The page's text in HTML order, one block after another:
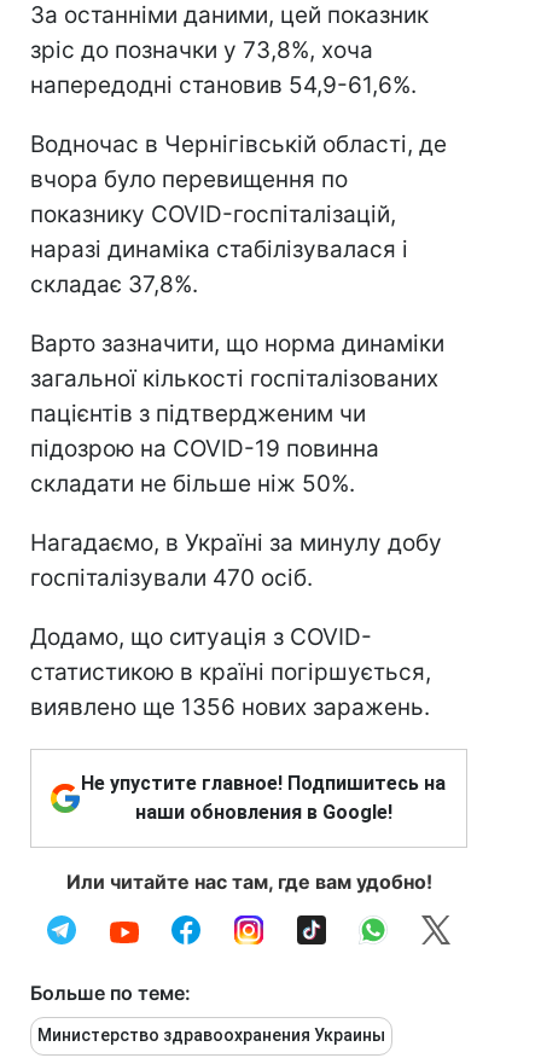
За останніми даними, цей показник
зріс до позначки у 73,8%, хоча
напередодні становив 54,9-61,6%.
Водночас в Чернігівській області, де
вчора було перевищення по
показнику COVID-госпіталізацій,
наразі динаміка стабілізувалася і
складає 37,8%.
Варто зазначити, що норма динаміки
загальної кількості госпіталізованих
пацієнтів з підтвердженим чи
підозрою на COVID-19 повинна
складати не більше ніж 50%.
Нагадаємо, в Україні за минулу добу
госпіталізували 470 осіб.
Додамо, що ситуація з COVID-
статистикою в країні погіршується,
виявлено ще 1356 нових заражень.
Не упустите главное! Подпишитесь на
наши обновления в Google!
Или читайте нас там, где вам удобно!
Больше по теме:
Министерство здравоохранения Украины